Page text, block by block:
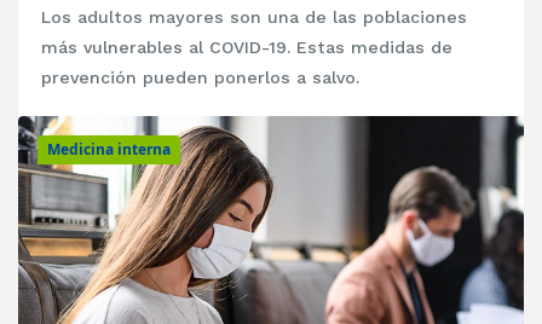
Los adultos mayores son una de las poblaciones
más vulnerables al COVID-19. Estas medidas de
prevención pueden ponerlos a salvo.
Medicina interna